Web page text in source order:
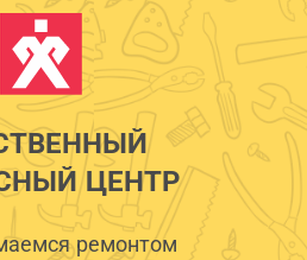
ЦЕНТР
ремонтом